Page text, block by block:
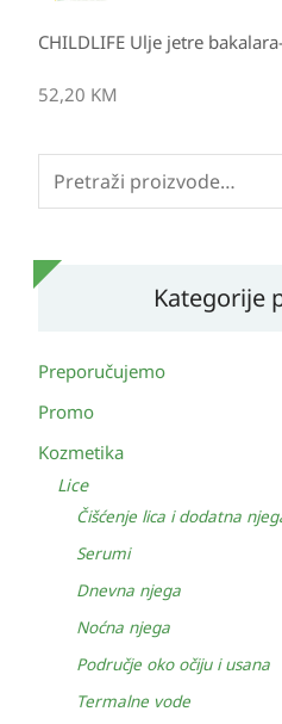
CHILDLIFE Ulje jetre
52,20 KM
Pretraži:
Kategorije
Preporučujemo
Promo
Kozmetika
Lice
Čišćenje lica i dodatna
Serumi
Dnevna njega
Noćna njega
Područje oko očiju i usana
Termalne vode